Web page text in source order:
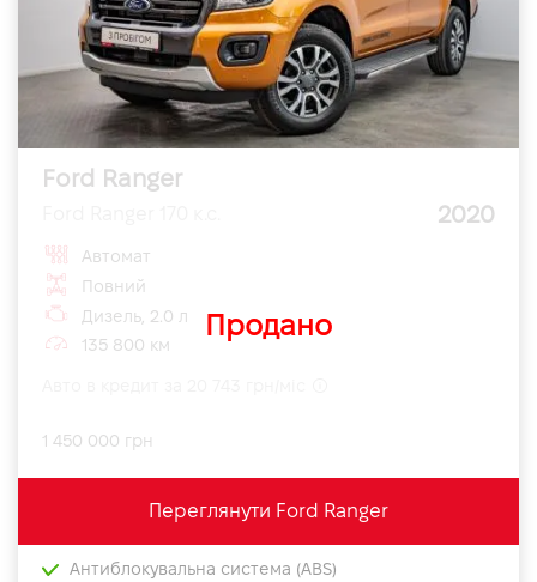
Ford Ranger
2020
Продано
Автомат
Повний
Дизель, 2.0 л
135 800 км
1 450 000 грн
Переглянути Ford Ranger
Антиблокувальна система (ABS)